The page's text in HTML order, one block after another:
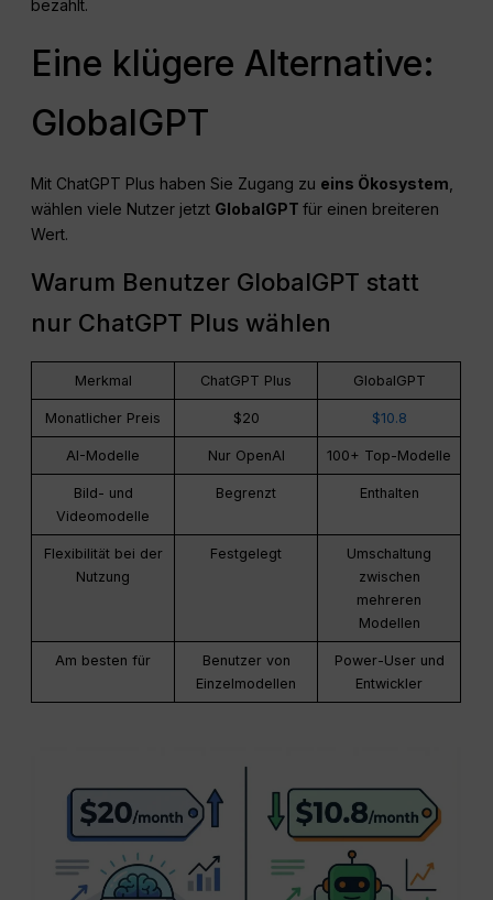
bezahlt.
Eine klügere Alternative:
GlobalGPT
Mit ChatGPT Plus haben Sie Zugang zu eins Ökosystem
wählen viele Nutzer jetzt GlobalGPTfür einen breiteren
Wert.
Warum Benutzer GlobalGPT statt
nur ChatGPT Plus wählen
Merkmal ChatGPT Plus GlobalGPT
Monatlicher Preis $20 $10.8
AI-Modelle Nur OpenAI 100+ Top-Modelle
Bild- und
Videomodelle
Begrenzt Enthalten
Flexibilität bei der
Nutzung
Festgelegt
Umschaltung
zwischen
mehreren
Modellen
Am besten für
Benutzer von
Einzelmodellen
Power-User und
Entwickler